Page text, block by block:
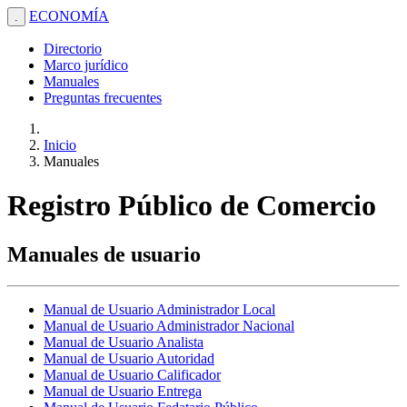
. ECONOMÍA
Directorio
Marco jurídico
Manuales
Preguntas frecuentes
Inicio
Manuales
Registro Público de Comercio
Manuales de usuario
Manual de Usuario Administrador Local
Manual de Usuario Administrador Nacional
Manual de Usuario Analista
Manual de Usuario Autoridad
Manual de Usuario Calificador
Manual de Usuario Entrega